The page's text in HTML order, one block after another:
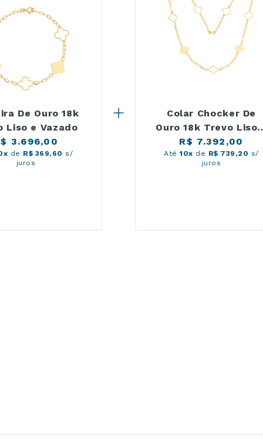
De Ouro 18k
Liso e Vazado
3.696,00
de R$ 369,60 s/
juros
Colar Chocker De
Ouro 18k Trevo Liso
Vazado 45cm
R$ 7.392,00
Até10x de R$ 739,20 s/
juros